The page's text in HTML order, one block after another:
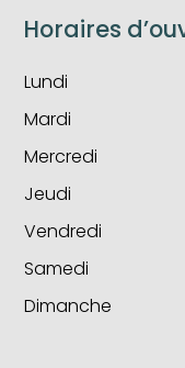
Horaires
Lundi
Mardi
Mercredi
Jeudi
Vendredi
Samedi
Dimanche